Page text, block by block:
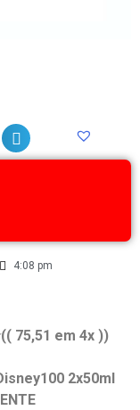
4:08 pm
(( 75,51 em 4x ))
2x50ml